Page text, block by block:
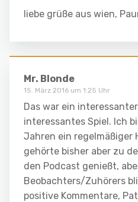
liebe grüße aus wien,
Mr. Blonde
15. März 2016 um 1:25 Uhr
Das war ein
interessantes Spiel. Ich
Jahren ein regelmäßiger
gehörte bisher aber zu
den Podcast genießt,
Beobachters/Zuhörers
positive Kommentare,